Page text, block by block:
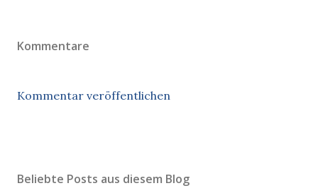
Kommentare
Kommentar veröffentlichen
Beliebte Posts aus diesem Blog